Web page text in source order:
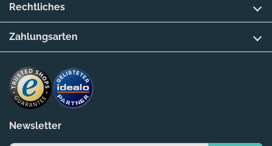
Newsletter
Rechtliches
Zahlungsarten